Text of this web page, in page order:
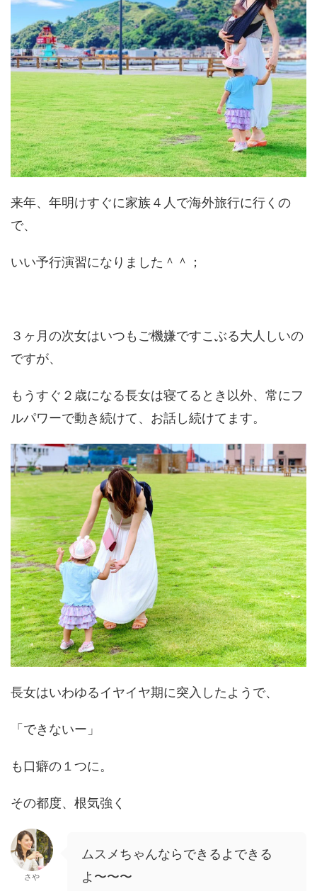
来年、年明けすぐに家族４人で海外旅行に行くの
で、
いい予行演習になりました＾＾；
３ヶ月の次女はいつもご機嫌ですこぶる大人しいの
ですが、
もうすぐ２歳になる長女は寝てるとき以外、常にフ
ルパワーで動き続けて、お話し続けてます。
長女はいわゆるイヤイヤ期に突入したようで、
「できないー」
も口癖の１つに。
その都度、根気強く
さや
ムスメちゃんならできるよできる
よ〜〜〜